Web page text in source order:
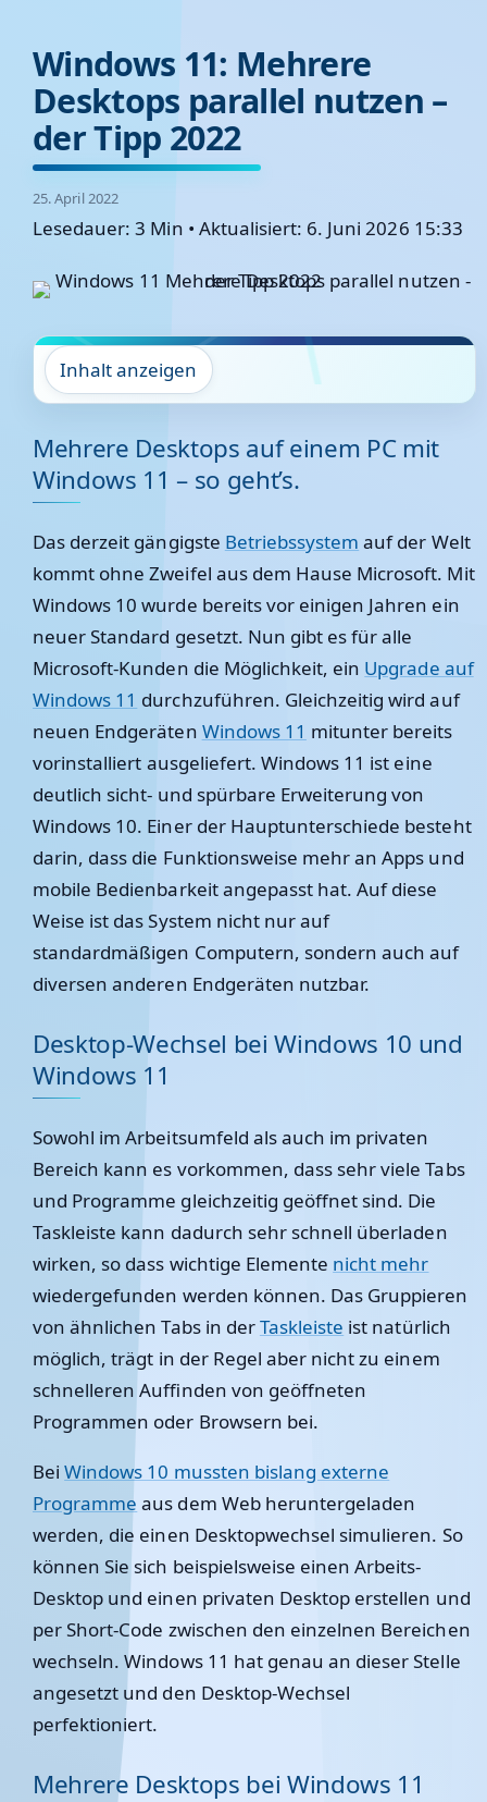
Windows 11: Mehrere
Desktops parallel nutzen –
der Tipp 2022
25. April 2022
Lesedauer: 3 Min • Aktualisiert: 6. Juni 2026 15:33
Inhalt anzeigen
Mehrere Desktops auf einem PC mit
Windows 11 – so geht’s.
Das derzeit gängigste Betriebssystem auf der Welt
kommt ohne Zweifel aus dem Hause Microsoft. Mit
Windows 10 wurde bereits vor einigen Jahren ein
neuer Standard gesetzt. Nun gibt es für alle
Microsoft-Kunden die Möglichkeit, ein Upgrade auf
Windows 11 durchzuführen. Gleichzeitig wird auf
neuen Endgeräten Windows 11 mitunter bereits
vorinstalliert ausgeliefert. Windows 11 ist eine
deutlich sicht- und spürbare Erweiterung von
Windows 10. Einer der Hauptunterschiede besteht
darin, dass die Funktionsweise mehr an Apps und
mobile Bedienbarkeit angepasst hat. Auf diese
Weise ist das System nicht nur auf
standardmäßigen Computern, sondern auch auf
diversen anderen Endgeräten nutzbar.
Desktop-Wechsel bei Windows 10 und
Windows 11
Sowohl im Arbeitsumfeld als auch im privaten
Bereich kann es vorkommen, dass sehr viele Tabs
und Programme gleichzeitig geöffnet sind. Die
Taskleiste kann dadurch sehr schnell überladen
wirken, so dass wichtige Elemente nicht mehr
wiedergefunden werden können. Das Gruppieren
von ähnlichen Tabs in derTaskleiste ist natürlich
möglich, trägt in der Regel aber nicht zu einem
schnelleren Auffinden von geöffneten
Programmen oder Browsern bei.
BeiWindows 10 mussten bislang externe
Programme aus dem Web heruntergeladen
werden, die einen Desktopwechsel simulieren. So
können Sie sich beispielsweise einen Arbeits-
Desktop und einen privaten Desktop erstellen und
per Short-Code zwischen den einzelnen Bereichen
wechseln. Windows 11 hat genau an dieser Stelle
angesetzt und den Desktop-Wechsel
perfektioniert.
Mehrere Desktops bei Windows 11